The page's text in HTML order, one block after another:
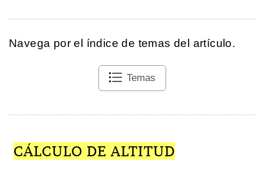
Navega por el índice de temas del artículo.
Temas
CÁLCULO DE ALTITUD